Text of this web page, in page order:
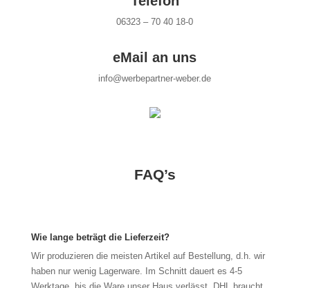
06323 – 70 40 18-0
eMail an uns
info@werbepartner-weber.de
FAQ’s
Wie lange beträgt die Lieferzeit?
Wir produzieren die meisten Artikel auf Bestellung, d.h. wir
haben nur wenig Lagerware. Im Schnitt dauert es 4-5